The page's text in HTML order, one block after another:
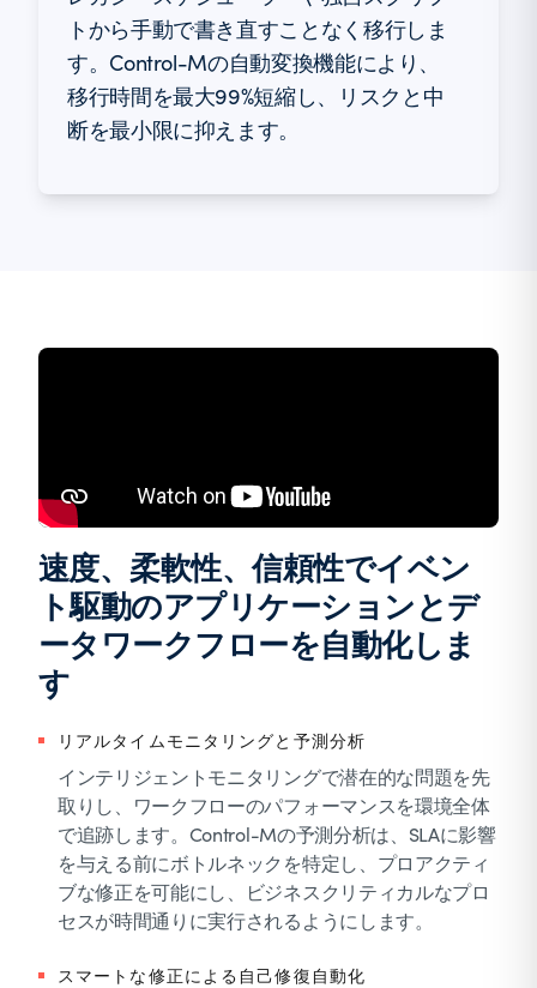
トから手動で書き直すことなく移行しま
す。Control-Mの自動変換機能により、
移行時間を最大99%短縮し、リスクと中
断を最小限に抑えます。
速度、柔軟性、信頼性でイベン
ト駆動のアプリケーションとデ
ータワークフローを自動化しま
す
リアルタイムモニタリングと予測分析
インテリジェントモニタリングで潜在的な問題を先
取りし、ワークフローのパフォーマンスを環境全体
で追跡します。Control-Mの予測分析は、SLAに影響
を与える前にボトルネックを特定し、プロアクティ
ブな修正を可能にし、ビジネスクリティカルなプロ
セスが時間通りに実行されるようにします。
スマートな修正による自己修復自動化